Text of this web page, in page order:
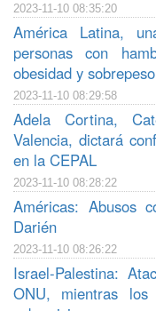
2023-11-10 08:35:20
América Latina,
personas con
obesidad y sobrepeso
2023-11-10 08:29:58
Adela Cortina,
Valencia, dictará
en la CEPAL
2023-11-10 08:28:22
Américas: Abusos
Darién
2023-11-10 08:26:22
Israel-Palestina:
ONU, mientras